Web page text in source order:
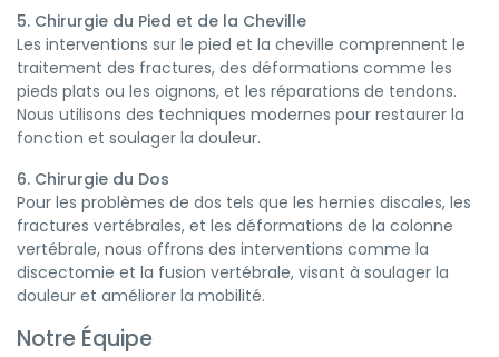
5. Chirurgie du Pied et de la Cheville
Les interventions sur le pied et la cheville comprennent le
traitement des fractures, des déformations comme les
pieds plats ou les oignons, et les réparations de tendons.
Nous utilisons des techniques modernes pour restaurer la
fonction et soulager la douleur.
6. Chirurgie du Dos
Pour les problèmes de dos tels que les hernies discales, les
fractures vertébrales, et les déformations de la colonne
vertébrale, nous offrons des interventions comme la
discectomie et la fusion vertébrale, visant à soulager la
douleur et améliorer la mobilité.
Notre Équipe